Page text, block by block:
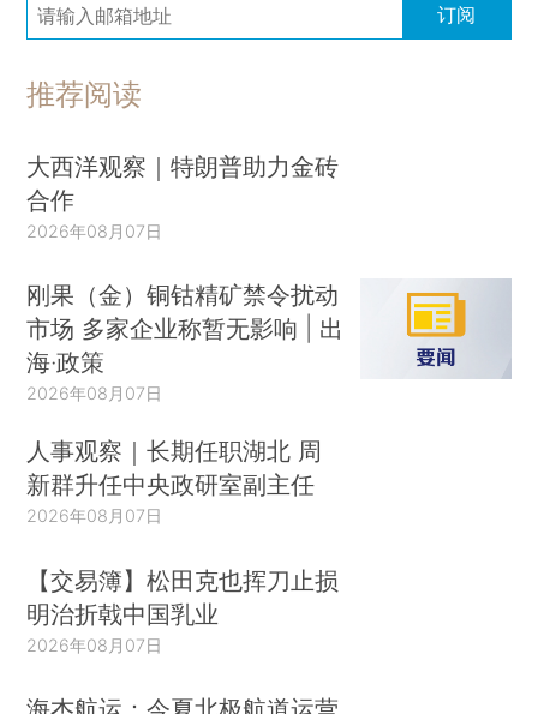
订阅
推荐阅读
大西洋观察｜特朗普助力金砖
合作
2026年08月07日
刚果（金）铜钴精矿禁令扰动
市场 多家企业称暂无影响 | 出
海·政策
2026年08月07日
人事观察｜长期任职湖北 周
新群升任中央政研室副主任
2026年08月07日
【交易簿】松田克也挥刀止损
明治折戟中国乳业
2026年08月07日